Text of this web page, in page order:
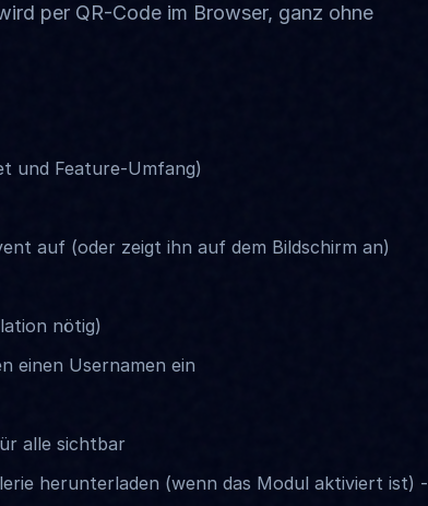
per QR-Code im Browser, ganz ohne
und Feature-Umfang)
auf (oder zeigt ihn auf dem Bildschirm an)
nötig)
einen Usernamen ein
alle sichtbar
herunterladen (wenn das Modul aktiviert ist) -